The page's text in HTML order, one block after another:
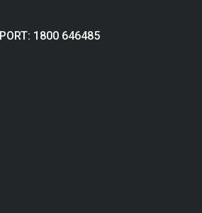
1800 646485